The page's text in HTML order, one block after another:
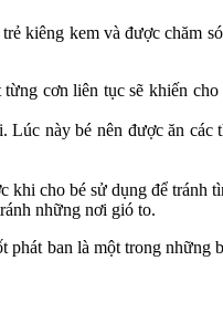
kiêng kem và được chăm
cơn liên tục sẽ khiến
này bé nên được ăn
cho bé sử dụng để tránh
những nơi gió to.
phát ban là một trong những